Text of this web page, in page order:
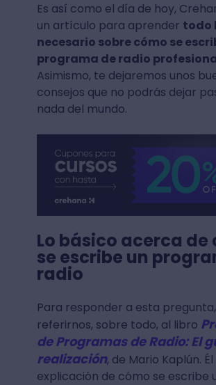
Es así como el día de hoy,
un artículo para aprender todo
necesario sobre cómo se
programa de radio
Asimismo, te dejaremos unos
consejos que no podrás dejar
nada del mundo.
Lo básico acerca de
se escribe un
radio
Para responder a esta
referirnos, sobre todo, al libro
de Programas de Radio: El
realización, de Mario Kaplún.
explicación de cómo se escribe